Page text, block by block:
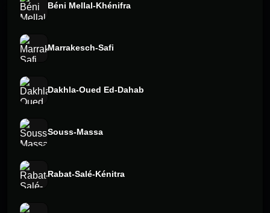
Béni Mellal-Khénifra
Marrakesch-Safi
Dakhla-Oued Ed-Dahab
Souss-Massa
Rabat-Salé-Kénitra